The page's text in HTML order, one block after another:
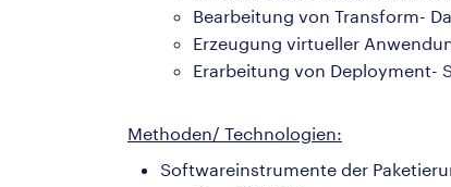
Bearbeitung von Transform-
Erzeugung virtueller
Erarbeitung von Deployment-
Methoden/ Technologien:
Softwareinstrumente der